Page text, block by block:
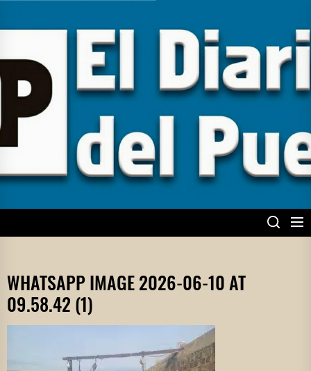
content
EL DIARIO DEL
PUEBLO
WHATSAPP IMAGE 2026-06-10 AT
09.58.42 (1)